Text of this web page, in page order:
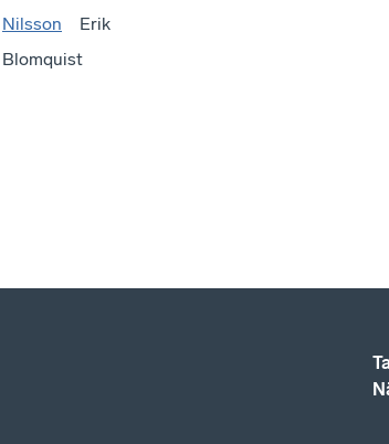
Nilsson
Erik
Blomquist